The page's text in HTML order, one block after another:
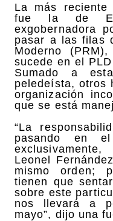
La más
fue la de
exgobernadora
pasar a las filas
Moderno
sucede en el
Sumado a
peledeísta, otros
organización
que se está
“La
pasando en
Leonel
mismo orden;
tienen que
sobre este
nos llevará a
mayo”, dijo una